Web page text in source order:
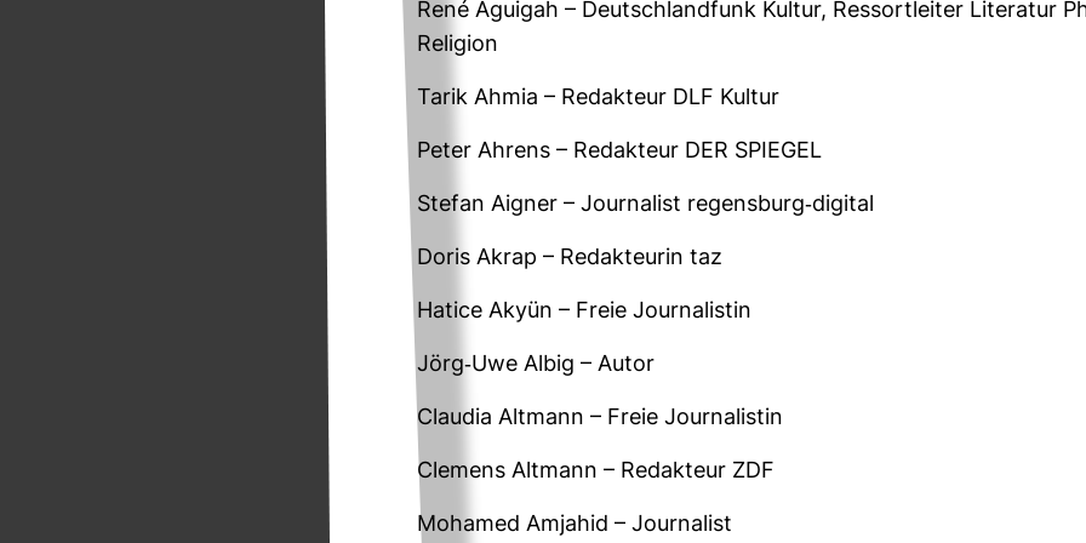
René Aguigah – Deutsch­land­funk Kultur, Res­sort­leiter Lite­ratur
Reli­gion
Tarik Ahmia – Redak­teur DLF Kultur
Peter Ahrens – Redak­teur DER SPIEGEL
Stefan Aigner – Jour­na­list regens­burg-​digital
Doris Akrap – Redak­teurin taz
Hatice Akyün – Freie Jour­na­listin
Jörg-​Uwe Albig – Autor
Claudia Alt­mann – Freie Jour­na­listin
Cle­mens Alt­mann – Redak­teur ZDF
Mohamed Amjahid – Jour­na­list